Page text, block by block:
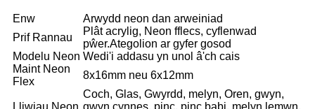
Enw
Arwydd neon dan arweiniad
Prif Rannau
Plât acrylig, Neon fflecs, cyflenwad
pŵer.Ategolion ar gyfer gosod
Modelu Neon Wedi'i addasu yn unol â'ch cais
Maint Neon
Flex
8x16mm neu 6x12mm
Lliwiau Neon
Coch, Glas, Gwyrdd, melyn, Oren, gwyn,
gwyn cynnes, pinc, pinc babi, melyn lemwn,